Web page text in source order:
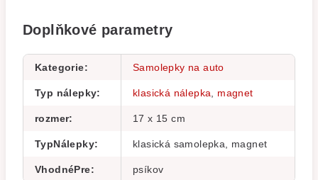
Doplňkové parametry
Kategorie: Samolepky na auto
Typ nálepky: klasická nálepka magnet
rozmer: 17 x 15 cm
TypNálepky: klasická samolepka, magnet
VhodnéPre: psíkov